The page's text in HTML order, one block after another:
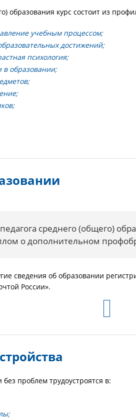
образования курс состоит из
учебным процессом;
достижений;
психология;
в образовании;
среднего (общего)
о дополнительном
сведения об образовании
России».
проблем трудоустроятся в: